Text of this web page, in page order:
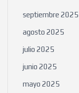
septiembre 2025
agosto 2025
julio 2025
junio 2025
mayo 2025